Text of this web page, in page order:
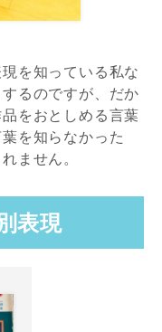
を知っている私な
るのですが、だか
をおとしめる言葉
を知らなかった
ません。
表現